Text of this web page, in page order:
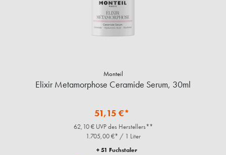
Monteil
Elixir Metamorphose Ceramide Serum, 30ml
51,15 €*
62,10 € UVP des Herstellers**
1.705,00 €* / 1 Liter
+ 51 Fuchstaler